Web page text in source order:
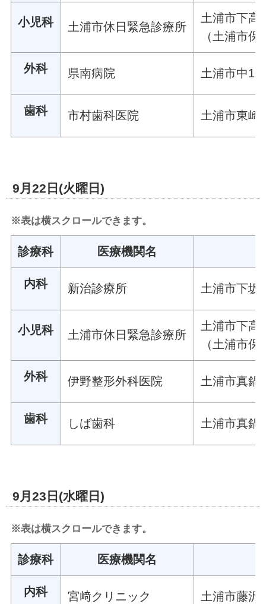
小児科 土浦市休日緊急診療所
土浦市下高
（土浦市
外科 県南病院 土浦市中
歯科 市村歯科医院 土浦市東崎
9月22日(火曜日)
※表は横スクロールできます。
診療科 医療機関名
内科 新治診療所 土浦市下坂
小児科 土浦市休日緊急診療所
土浦市下高
（土浦市
外科 伊野整形外科医院 土浦市真鍋
歯科 しば歯科 土浦市真鍋
9月23日(水曜日)
※表は横スクロールできます。
診療科 医療機関名
内科 宮﨑クリニック 土浦市藤沢